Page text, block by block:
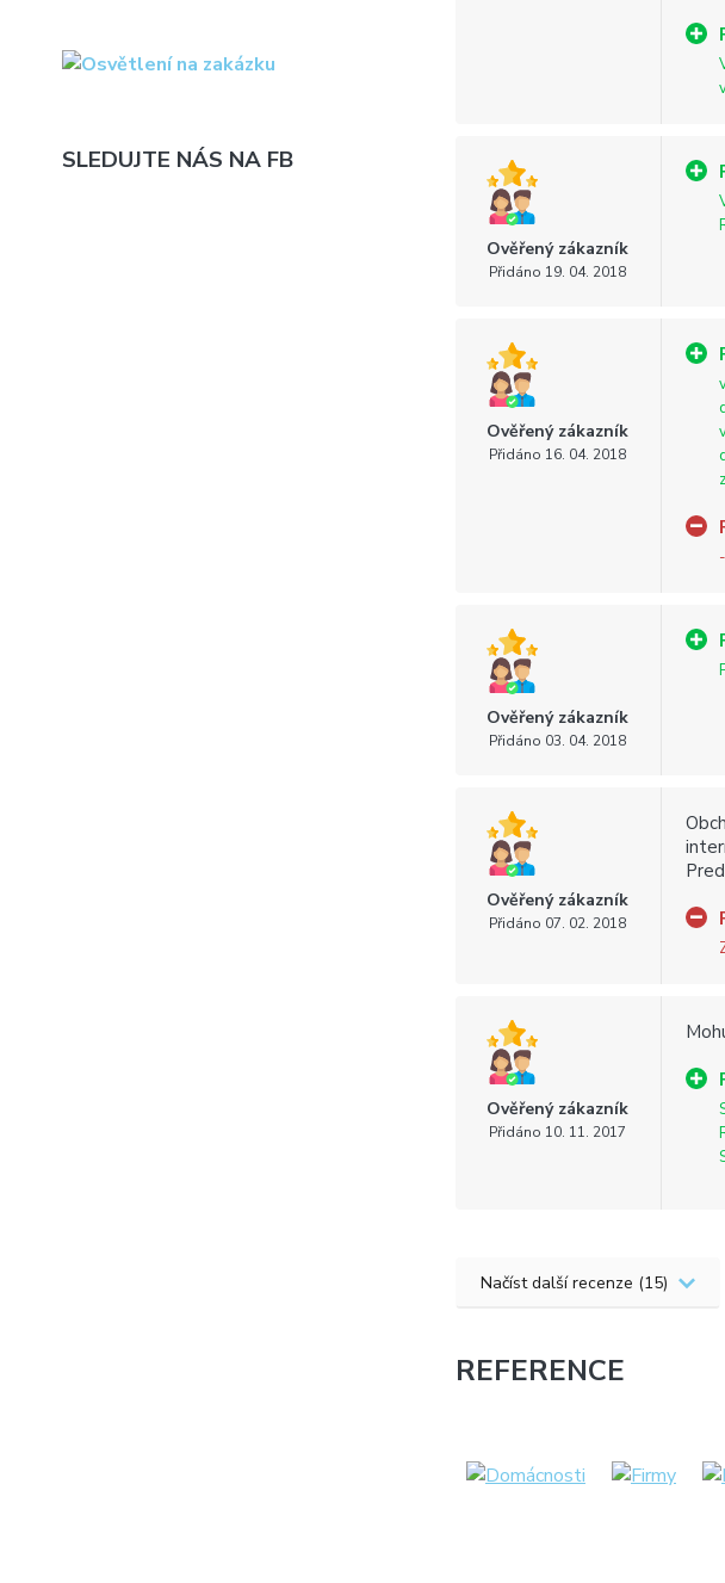
SLEDUJTE NÁS NA FB
Ověřený zákazník
Přidáno 19. 04. 2018
Ověřený zákazník
Přidáno 16. 04. 2018
Ověřený zákazník
Přidáno 03. 04. 2018
Ověřený zákazník
Přidáno 07. 02. 2018
Ověřený zákazník
Přidáno 10. 11. 2017
Načíst další recenze (15)
REFERENCE